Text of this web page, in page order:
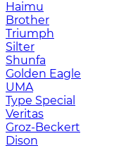
Haimu
Brother
Triumph
Silter
Shunfa
Golden Eagle
UMA
Type Special
Veritas
Groz-Beckert
Dison